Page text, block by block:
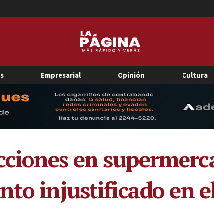
Empresarial Opinión Cultura
en
injustificado en